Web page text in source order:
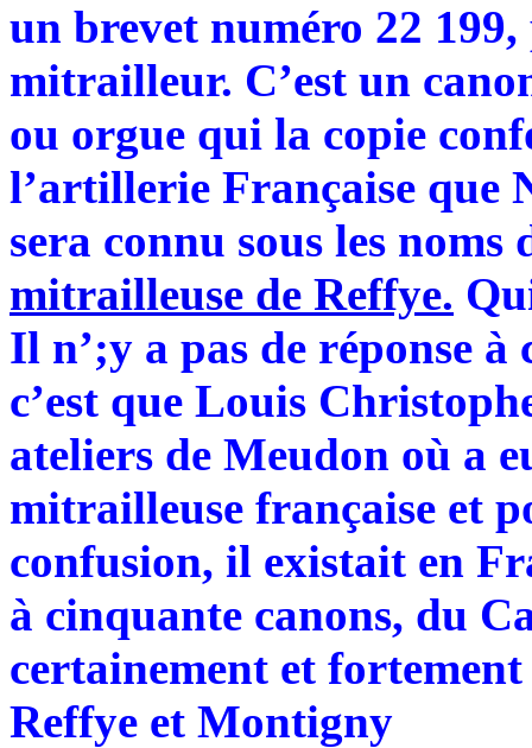
un brevet numéro 22
mitrailleur. C’est un
ou orgue qui la copie
l’artillerie Française que
sera connu sous les
mitrailleuse de Reffye.
Il n’;y a pas de réponse à
c’est que Louis
ateliers de Meudon où a
mitrailleuse française et
confusion, il existait en
à cinquante canons, du
certainement et
Reffye et Montigny